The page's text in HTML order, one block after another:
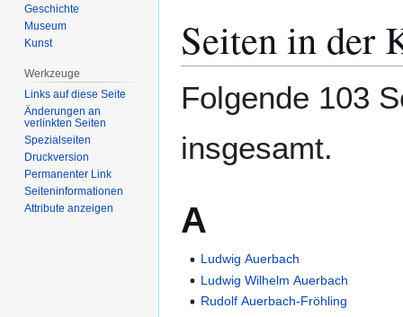
Navigation
springen
Suche
springen
Seiten in der
Folgende 103
insgesamt.
A
Ludwig Auerbach
Ludwig Wilhelm Auerbach
Rudolf Auerbach-Fröhling
Geschichte
Museum
Kunst
Werkzeuge
Links auf diese Seite
Änderungen an
verlinkten Seiten
Spezialseiten
Druckversion
Permanenter Link
Seiten­­informationen
Attribute anzeigen